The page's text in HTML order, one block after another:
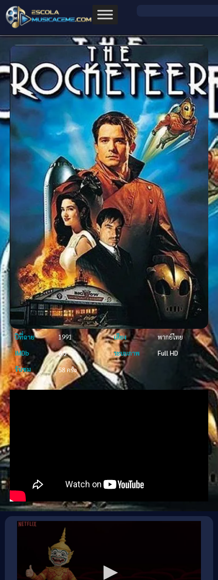
ปีที่ฉาย 1991 เสียง
พากย์ไทย
IMDb
6.5 ระบบภาพ
Full HD
รับชม
58 ครั้ง